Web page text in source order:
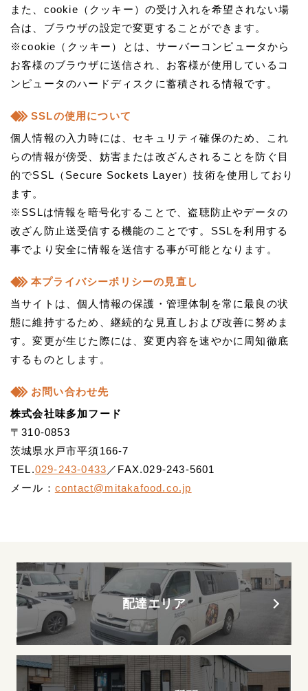
また、cookie（クッキー）の受け入れを希望されない場
合は、ブラウザの設定で変更することができます。
※cookie（クッキー）とは、サーバーコンピュータから
お客様のブラウザに送信され、お客様が使用しているコ
ンピュータのハードディスクに蓄積される情報です。
SSLの使用について
個人情報の入力時には、セキュリティ確保のため、これ
らの情報が傍受、妨害または改ざんされることを防ぐ目
的でSSL（Secure Sockets Layer）技術を使用しており
ます。
※SSLは情報を暗号化することで、盗聴防止やデータの
改ざん防止送受信する機能のことです。SSLを利用する
事でより安全に情報を送信する事が可能となります。
本プライバシーポリシーの見直し
当サイトは、個人情報の保護・管理体制を常に最良の状
態に維持するため、継続的な見直しおよび改善に努めま
す。変更が生じた際には、変更内容を速やかに周知徹底
するものとします。
お問い合わせ先
株式会社味多加フード
〒310-0853
茨城県水戸市平須166-7
TEL.029-243-0433 ／FAX.029-243-5601
メール： contact@mitakafood.co.jp
配達エリア